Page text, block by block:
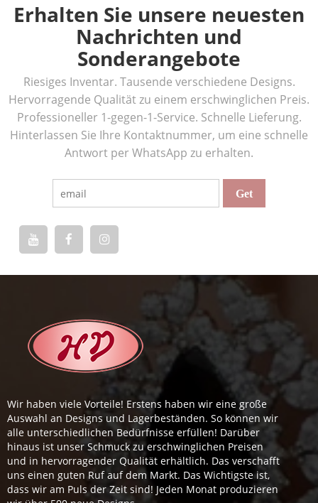
Erhalten Sie unsere neuesten
Nachrichten und
Sonderangebote
Riesiges Inventar. Tausende verschiedene Designs.
Hervorragende Qualität zu einem erschwinglichen Preis.
Professioneller 1-gegen-1-Service. Schnelle Lieferung.
Hinterlassen Sie Ihre Kontaktnummer, um eine schnelle
Antwort per WhatsApp zu erhalten.
Wir haben viele Vorteile! Erstens haben wir eine große
Auswahl an Designs und Lagerbeständen. So können wir
alle unterschiedlichen Bedürfnisse erfüllen! Darüber
hinaus ist unser Schmuck zu erschwinglichen Preisen
und in hervorragender Qualität erhältlich. Das verschafft
uns einen guten Ruf auf dem Markt. Das Wichtigste ist,
dass wir am Puls der Zeit sind! Jeden Monat produzieren